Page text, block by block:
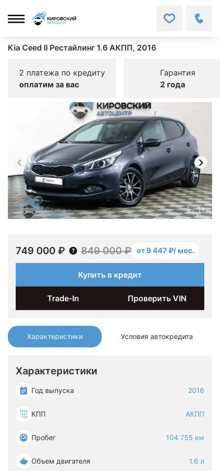
Kia Ceed II Рестайлинг 1.6 АКПП, 2016
2 платежа по кредиту
оплатим за вас
Гарантия
2 года
Характеристики Условия автокредита
Характеристики
Год выпуска 2016
КПП АКПП
Пробег 104 755 км
Объем двигателя 1.6 л
1/11
749 000 ₽ 849 000 ₽ от 9 447 ₽/ мес.
Купить в кредит
Trade-In Проверить VIN